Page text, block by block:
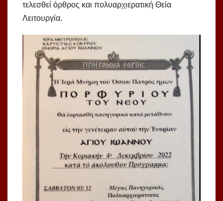
τελεσθεί όρθρος και πολυαρχιερατική Θεία
Λειτουργία.